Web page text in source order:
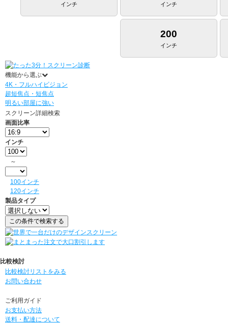
インチ インチ
200
インチ
機能から選ぶ
4K・フルハイビジョン
超短焦点・短焦点
明るい部屋に強い
スクリーン詳細検索
画面比率
インチ
～
100インチ
120インチ
製品タイプ
比較検討
比較検討リストをみる
お問い合わせ
ご利用ガイド
お支払い方法
送料・配達について